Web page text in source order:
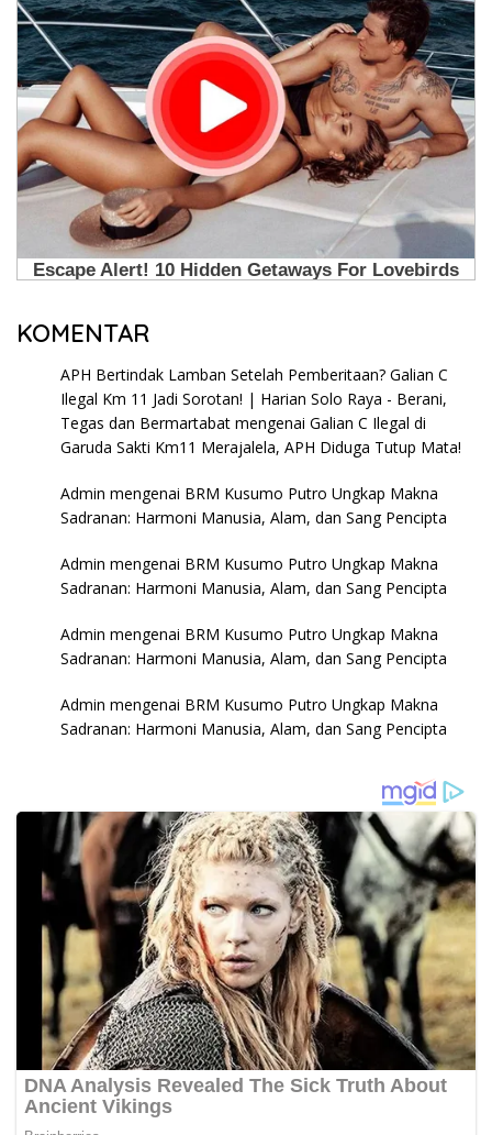
KOMENTAR
APH Bertindak Lamban Setelah Pemberitaan? Galian C
Ilegal Km 11 Jadi Sorotan! | Harian Solo Raya - Berani,
Tegas dan Bermartabat mengenai Galian C Ilegal di
Garuda Sakti Km11 Merajalela, APH Diduga Tutup Mata!
Admin mengenai BRM Kusumo Putro Ungkap Makna
Sadranan: Harmoni Manusia, Alam, dan Sang Pencipta
Admin mengenai BRM Kusumo Putro Ungkap Makna
Sadranan: Harmoni Manusia, Alam, dan Sang Pencipta
Admin mengenai BRM Kusumo Putro Ungkap Makna
Sadranan: Harmoni Manusia, Alam, dan Sang Pencipta
Admin mengenai BRM Kusumo Putro Ungkap Makna
Sadranan: Harmoni Manusia, Alam, dan Sang Pencipta